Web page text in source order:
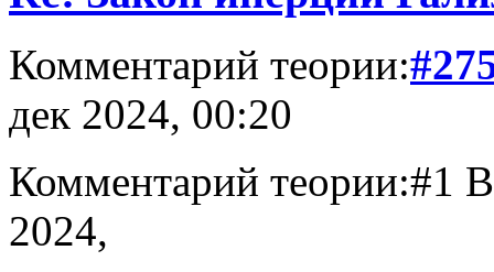
Комментарий теории:
дек 2024, 00:20
Комментарий теории:#1
2024,